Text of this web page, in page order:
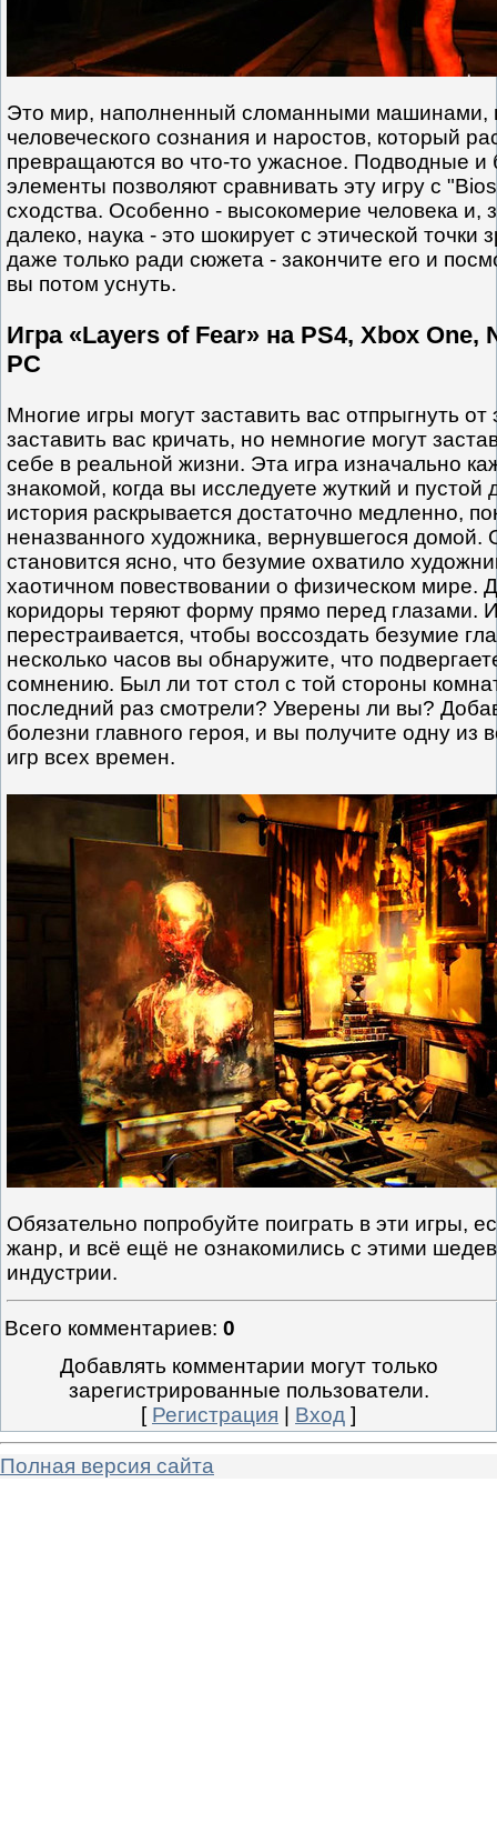
Это мир, наполненный сломанными машинами,
человеческого сознания и наростов, который
превращаются во что-то ужасное. Подводные и
элементы позволяют сравнивать эту игру с
сходства. Особенно - высокомерие человека
далеко, наука - это шокирует с этической точки
даже только ради сюжета - закончите его и
вы потом уснуть.
Игра «Layers of Fear» на PS4, Xbox One,
PC
Многие игры могут заставить вас отпрыгнуть от
заставить вас кричать, но немногие могут
себе в реальной жизни. Эта игра изначально
знакомой, когда вы исследуете жуткий и пустой
история раскрывается достаточно медленно,
неназванного художника, вернувшегося домой.
становится ясно, что безумие охватило
хаотичном повествовании о физическом мире.
коридоры теряют форму прямо перед глазами.
перестраивается, чтобы воссоздать безумие
несколько часов вы обнаружите, что
сомнению. Был ли тот стол с той стороны
последний раз смотрели? Уверены ли вы?
болезни главного героя, и вы получите одну из
игр всех времен.
Обязательно попробуйте поиграть в эти игры,
жанр, и всё ещё не ознакомились с этими
индустрии.
Всего комментариев: 0
Добавлять комментарии могут только
зарегистрированные пользователи.
[ Регистрация | Вход ]
Полная версия сайта